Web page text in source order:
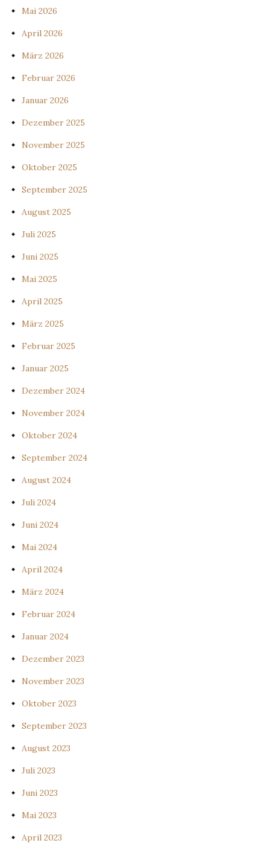
Mai 2026
April 2026
März 2026
Februar 2026
Januar 2026
Dezember 2025
November 2025
Oktober 2025
September 2025
August 2025
Juli 2025
Juni 2025
Mai 2025
April 2025
März 2025
Februar 2025
Januar 2025
Dezember 2024
November 2024
Oktober 2024
September 2024
August 2024
Juli 2024
Juni 2024
Mai 2024
April 2024
März 2024
Februar 2024
Januar 2024
Dezember 2023
November 2023
Oktober 2023
September 2023
August 2023
Juli 2023
Juni 2023
Mai 2023
April 2023